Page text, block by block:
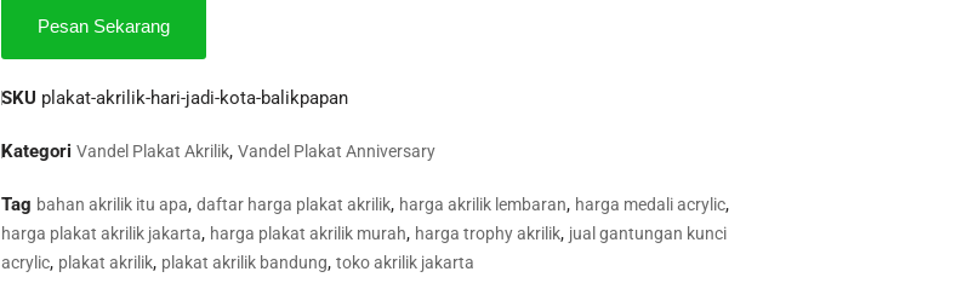
Pesan Sekarang
SKU plakat-akrilik-hari-jadi-kota-balikpapan
Kategori Vandel Plakat Akrilik,Vandel Plakat Anniversary
Tag bahan akrilik itu apa,daftar harga plakat akrilik, harga akrilik lembaran, harga medali acrylic,
harga plakat akrilik jakarta, harga plakat akrilik murah, harga trophy akrilik, jual gantungan kunci
acrylic, plakat akrilik, plakat akrilik bandung,toko akrilik jakarta